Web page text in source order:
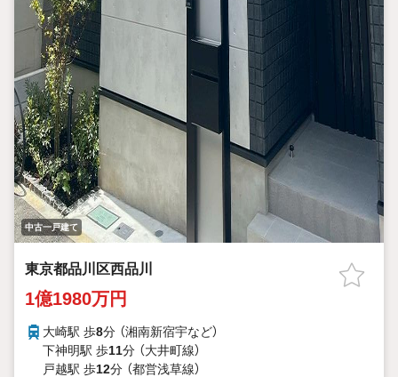
中古一戸建て
東京都品川区西品川
1億1980万円
大崎駅 歩8分 （湘南新宿宇など）
下神明駅 歩11分 （大井町線）
戸越駅 歩12分 （都営浅草線）